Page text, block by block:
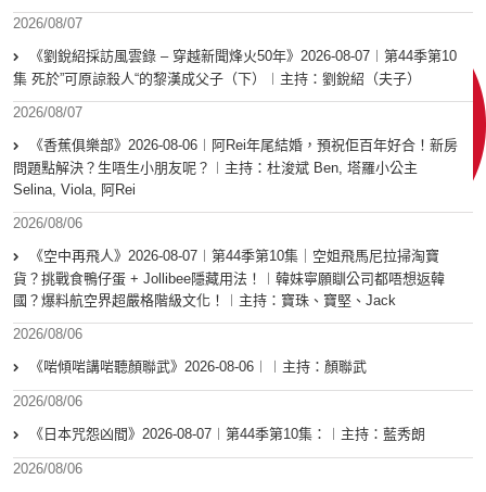
2026/08/07
《劉銳紹採訪風雲錄 – 穿越新聞烽火50年》2026-08-07︱第44季第10
集 死於”可原諒殺人“的黎漢成父子（下）︱主持：劉銳紹（夫子）
2026/08/07
《香蕉俱樂部》2026-08-06︱阿Rei年尾結婚，預祝佢百年好合！新房
問題點解決？生唔生小朋友呢？︱主持：杜浚斌 Ben, 塔羅小公主
Selina, Viola, 阿Rei
2026/08/06
《空中再飛人》2026-08-07︱第44季第10集｜空姐飛馬尼拉掃淘寶
貨？挑戰食鴨仔蛋 + Jollibee隱藏用法！︱韓妹寧願瞓公司都唔想返韓
國？爆料航空界超嚴格階級文化！︱主持：寶珠、寶堅、Jack
2026/08/06
《啱傾啱講啱聽顏聯武》2026-08-06︱︱主持：顏聯武
2026/08/06
《日本咒怨凶間》2026-08-07︱第44季第10集：︱主持：藍秀朗
2026/08/06